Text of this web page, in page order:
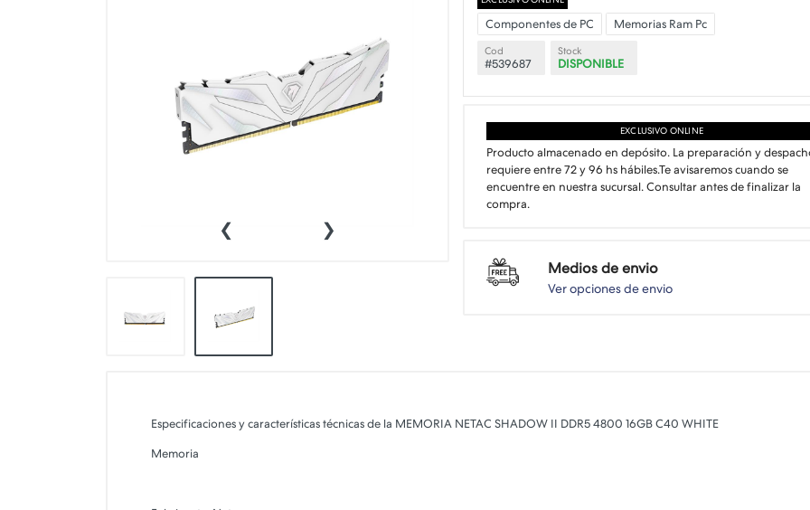
Sillas Gamers
‹ ›
Componentes de PC Memorias Ram Pc
Cod
#539687
Stock
DISPONIBLE
EXCLUSIVO ONLINE
Producto almacenado en depósito. La preparación y
requiere entre 72 y 96 hs hábiles.Te avisaremos cuando se
encuentre en nuestra sucursal. Consultar antes de finalizar la
compra.
Medios de envio
Ver opciones de envio
Especificaciones y características técnicas de la MEMORIA NETAC SHADOW II DDR5 4800 16GB C40 WHITE
Memoria